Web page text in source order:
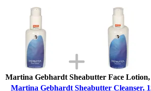
Martina Gebhardt Sheabutter Face Lotion,
Martina Gebhardt Sheabutter Cleanser,